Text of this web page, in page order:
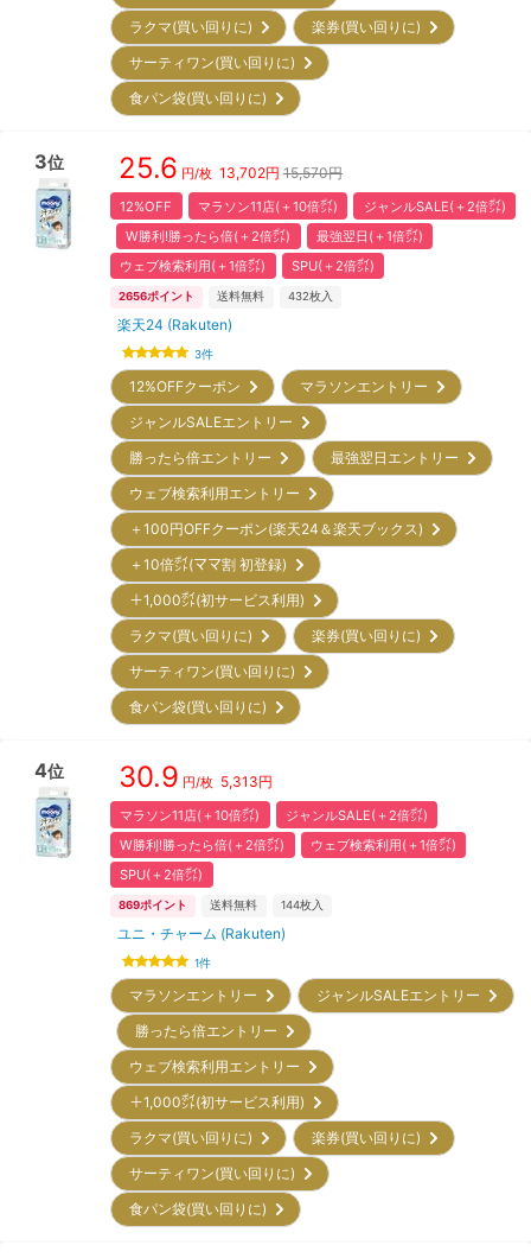
ラクマ(買い回りに)
楽券(買い回りに)
サーティワン(買い回りに)
食パン袋(買い回りに)
3位 25.6 円/枚 13,702円 15,570円
12%OFF マラソン11店(＋10倍㌽)
ジャンルSALE(＋2倍㌽)
W勝利!勝ったら倍(＋2倍㌽)
最強翌日(＋1倍㌽)
ウェブ検索利用(＋1倍㌽)
SPU(＋2倍㌽)
2656ポイント 送料無料 432枚入
楽天24 (Rakuten)
3件
12%OFFクーポン
マラソンエントリー
ジャンルSALEエントリー
勝ったら倍エントリー
最強翌日エントリー
ウェブ検索利用エントリー
＋100円OFFクーポン(楽天24＆楽天ブックス)
＋10倍㌽(ママ割 初登録)
＋1,000㌽(初サービス利用)
ラクマ(買い回りに)
楽券(買い回りに)
サーティワン(買い回りに)
食パン袋(買い回りに)
4位 30.9 円/枚 5,313円
マラソン11店(＋10倍㌽)
ジャンルSALE(＋2倍㌽)
W勝利!勝ったら倍(＋2倍㌽)
ウェブ検索利用(＋1倍㌽)
SPU(＋2倍㌽)
869ポイント 送料無料 144枚入
ユニ・チャーム (Rakuten)
1件
マラソンエントリー
ジャンルSALEエントリー
勝ったら倍エントリー
ウェブ検索利用エントリー
＋1,000㌽(初サービス利用)
ラクマ(買い回りに)
楽券(買い回りに)
サーティワン(買い回りに)
食パン袋(買い回りに)